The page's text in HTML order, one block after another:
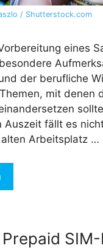
/ Shutterstock.com
eines
der berufliche
mit denen
Auszeit fällt es
Arbeitsplatz …